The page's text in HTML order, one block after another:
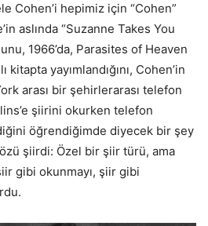
Cohen’i hepimiz için “Cohen”
aslında “Suzanne Takes You
1966’da, Parasites of Heaven
kitapta yayımlandığını, Cohen’in
arası bir şehirlerarası telefon
şiirini okurken telefon
öğrendiğimde diyecek bir şey
şiirdi: Özel bir şiir türü, ama
gibi okunmayı, şiir gibi